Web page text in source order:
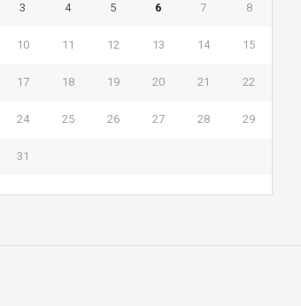
3 4 5 6 7 8
10 11 12 13 14 15
17 18 19 20 21 22
24 25 26 27 28 29
31